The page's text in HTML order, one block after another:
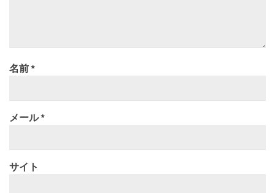
名前*
メール*
サイト